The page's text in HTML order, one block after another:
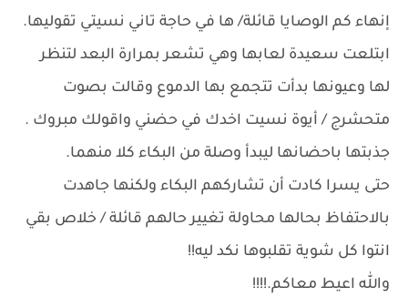
إنهاء كم الوصايا قائلة/ ها في حاجة تاني نسيتي تقوليها.
ابتلعت سعيدة لعابها وهي تشعر بمرارة البعد لتنظر
لها وعيونها بدأت تتجمع بها الدموع وقالت بصوت
متحشرج / أيوة نسيت اخدك في حضني واقولك مبروك .
جذبتها باحضانها ليبدأ وصلة من البكاء كلا منهما.
حتى يسرا كادت أن تشاركهم البكاء ولكنها جاهدت
بالاحتفاظ بحالها محاولة تغيير حالهم قائلة / خلاص بقي
انتوا كل شوية تقلبوها نكد ليه!!
والله اعيط معاكم.!!!!